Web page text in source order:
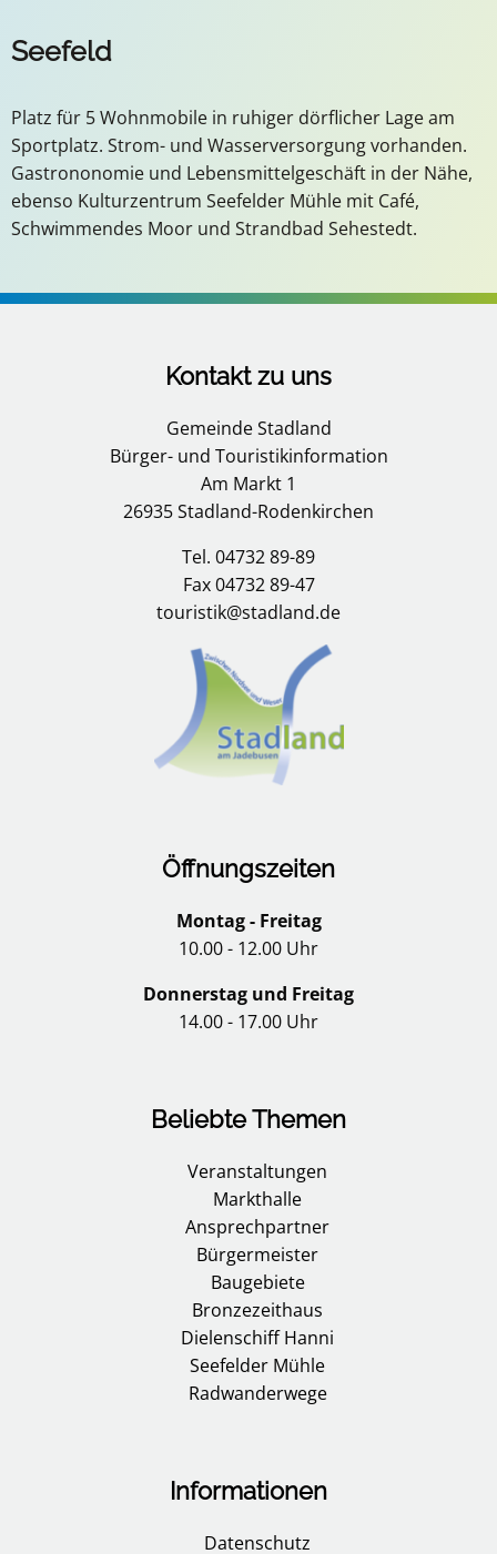
Seefeld
Platz für 5 Wohnmobile in ruhiger dörflicher Lage am
Sportplatz. Strom- und Wasserversorgung vorhanden.
Gastrononomie und Lebensmittelgeschäft in der Nähe,
ebenso Kulturzentrum Seefelder Mühle mit Café,
Schwimmendes Moor und Strandbad Sehestedt.
Kontakt zu uns
Gemeinde Stadland
Bürger- und Touristikinformation
Am Markt 1
26935 Stadland-Rodenkirchen
Tel. 04732 89-89
Fax 04732 89-47
touristik@stadland.de
Öffnungszeiten
Montag - Freitag
10.00 - 12.00 Uhr
Donnerstag und Freitag
14.00 - 17.00 Uhr
Beliebte Themen
Veranstaltungen
Markthalle
Ansprechpartner
Bürgermeister
Baugebiete
Bronzezeithaus
Dielenschiff Hanni
Seefelder Mühle
Radwanderwege
Informationen
Datenschutz